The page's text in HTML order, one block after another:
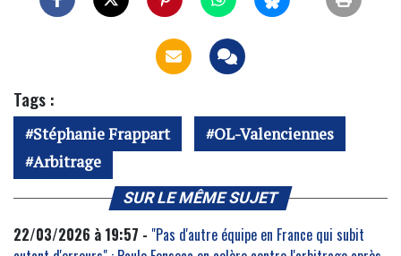
Tags :
Stéphanie Frappart
OL-Valenciennes
Arbitrage
SUR LE MÊME SUJET
22/03/2026 à 19:57 - "Pas d'autre équipe en France qui subit